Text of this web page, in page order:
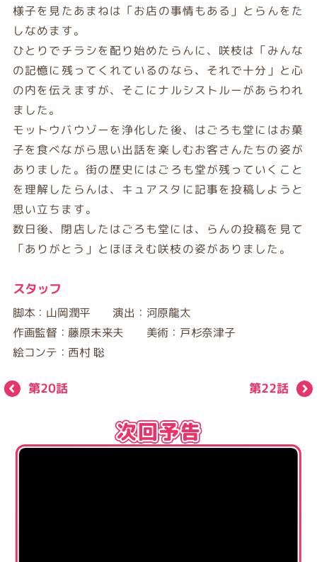
様子を見たあまねは「お店の事情もある」とらんをた
しなめます。
ひとりでチラシを配り始めたらんに、咲枝は「みんな
の記憶に残ってくれているのなら、それで十分」と心
の内を伝えますが、そこにナルシストルーがあらわれ
ました。
モットウバウゾーを浄化した後、はごろも堂にはお菓
子を食べながら思い出話を楽しむお客さんたちの姿が
ありました。街の歴史にはごろも堂が残っていくこと
を理解したらんは、キュアスタに記事を投稿しようと
思い立ちます。
数日後、閉店したはごろも堂には、らんの投稿を見て
「ありがとう」とほほえむ咲枝の姿がありました。
スタッフ
脚本：山岡潤平 演出：河原龍太
作画監督：藤原未来夫 美術：戸杉奈津子
絵コンテ：西村 聡
第20話 第22話